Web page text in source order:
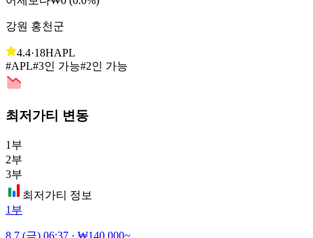
강원 홍천군
4.4·18HAPL
#APL#3인 가능#2인 가능
최저가티 변동
1부
2부
3부
최저가티 정보
1부
8.7.(금) 06:37 · ₩140,000~